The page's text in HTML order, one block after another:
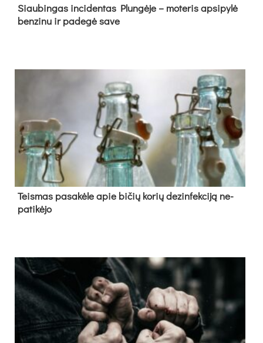
Siau­bin­gas in­ci­den­tas Plun­gė­je – mo­te­ris ap­si­py­lė
ben­zi­nu ir pa­de­gė sa­ve
Teis­mas pa­sa­kė­le apie bi­čių ko­rių de­zin­fek­ci­ją ne­
pa­ti­kė­jo